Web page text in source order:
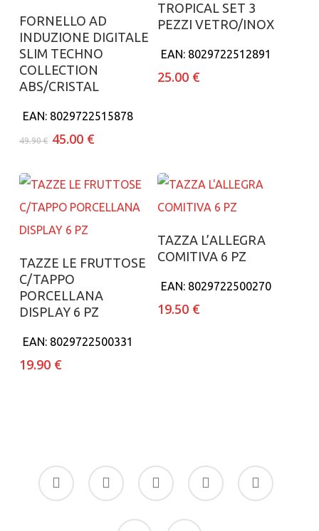
Aggiungi al carrello
FORNELLO AD
INDUZIONE DIGITALE
SLIM TECHNO
COLLECTION
ABS/CRISTAL
EAN: 8029722515878
49.90€ Il
era:
49.90 €.
45.00 €Il
è:
45.00 €.
TROPICAL SET 3
PEZZI VETRO/INOX
EAN: 8029722512891
25.00 €
Aggiungi al carrello
TAZZE LE FRUTTOSE
C/TAPPO
PORCELLANA
DISPLAY 6 PZ
EAN: 8029722500331
19.90 €
Aggiungi al carrello
TAZZA L’ALLEGRA
COMITIVA 6 PZ
EAN: 8029722500270
19.50 €
facebook
google-
plus
instagram whatsapp tiktok
phone email